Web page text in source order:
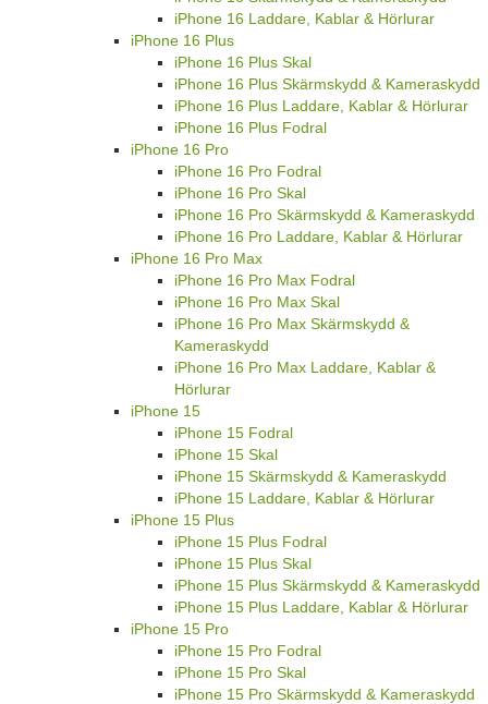
iPhone 16 Laddare, Kablar & Hörlurar
iPhone 16 Plus
iPhone 16 Plus Skal
iPhone 16 Plus Skärmskydd & Kameraskydd
iPhone 16 Plus Laddare, Kablar & Hörlurar
iPhone 16 Plus Fodral
iPhone 16 Pro
iPhone 16 Pro Fodral
iPhone 16 Pro Skal
iPhone 16 Pro Skärmskydd & Kameraskydd
iPhone 16 Pro Laddare, Kablar & Hörlurar
iPhone 16 Pro Max
iPhone 16 Pro Max Fodral
iPhone 16 Pro Max Skal
iPhone 16 Pro Max Skärmskydd &
Kameraskydd
iPhone 16 Pro Max Laddare, Kablar &
Hörlurar
iPhone 15
iPhone 15 Fodral
iPhone 15 Skal
iPhone 15 Skärmskydd & Kameraskydd
iPhone 15 Laddare, Kablar & Hörlurar
iPhone 15 Plus
iPhone 15 Plus Fodral
iPhone 15 Plus Skal
iPhone 15 Plus Skärmskydd & Kameraskydd
iPhone 15 Plus Laddare, Kablar & Hörlurar
iPhone 15 Pro
iPhone 15 Pro Fodral
iPhone 15 Pro Skal
iPhone 15 Pro Skärmskydd & Kameraskydd